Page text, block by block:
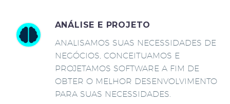
ANÁLISE E PROJETO
ANALISAMOS SUAS NECESSIDADES DE
NEGÓCIOS, CONCEITUAMOS E
PROJETAMOS SOFTWARE A FIM DE
OBTER O MELHOR DESENVOLVIMENTO
PARA SUAS NECESSIDADES.